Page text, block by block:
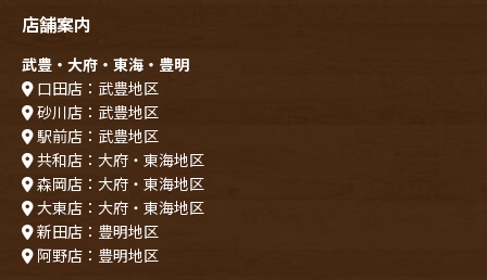
店舗案内
武豊・大府・東海・豊明
口田店：武豊地区
砂川店：武豊地区
駅前店：武豊地区
共和店：大府・東海地区
森岡店：大府・東海地区
大東店：大府・東海地区
新田店：豊明地区
阿野店：豊明地区